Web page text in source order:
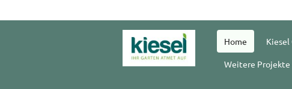
Home
Weitere Projekte